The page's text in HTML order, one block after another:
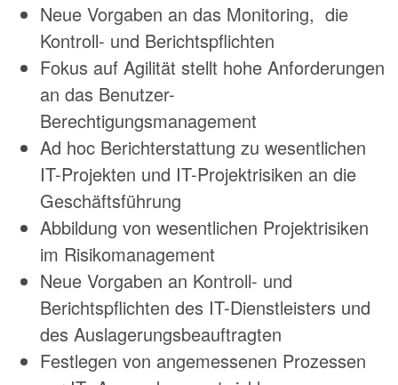
Neue Vorgaben an das Monitoring, die
Kontroll- und Berichtspflichten
Fokus auf Agilität stellt hohe Anforderungen
an das Benutzer-
Berechtigungsmanagement
Ad hoc Berichterstattung zu wesentlichen
IT-Projekten und IT-Projektrisiken an die
Geschäftsführung
Abbildung von wesentlichen Projektrisiken
im Risikomanagement
Neue Vorgaben an Kontroll- und
Berichtspflichten des IT-Dienstleisters und
des Auslagerungsbeauftragten
Festlegen von angemessenen Prozessen